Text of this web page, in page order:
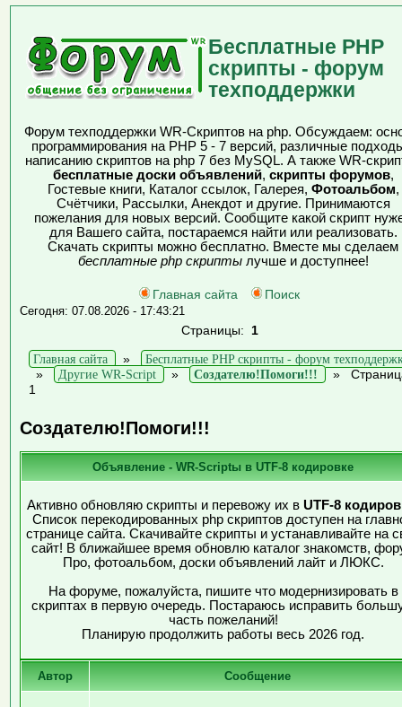
Бесплатные PHP
скрипты - форум
техподдержки
Форум техподдержки WR-Скриптов на php. Обсуждаем:
программирования на PHP 5 - 7 версий, различные
написанию скриптов на php 7 без MySQL. А также WR-
бесплатные доски объявлений, скрипты форумов,
Гостевые книги, Каталог ссылок, Галерея, Фотоальбом,
Счётчики, Рассылки, Анекдот и другие. Принимаются
пожелания для новых версий. Сообщите какой скрипт
для Вашего сайта, постараемся найти или реализовать.
Скачать скрипты можно бесплатно. Вместе мы сделаем
бесплатные php скриптылучше и доступнее!
Главная сайта Поиск
Сегодня: 07.08.2026 - 17:43:21
Страницы: 1
Главная сайта
»
Бесплатные PHP скрипты - форум
»
Другие WR-Script » Создателю!Помоги!!! »
1
Создателю!Помоги!!!
Объявление - WR-Scriptы в UTF-8 кодировке
Активно обновляю скрипты и перевожу их в UTF-8
Список перекодированных php скриптов доступен на
странице сайта. Скачивайте скрипты и устанавливайте на
сайт! В ближайшее время обновлю каталог знакомств,
Про, фотоальбом, доски объявлений лайт и ЛЮКС.
На форуме, пожалуйста, пишите что модернизировать в
скриптах в первую очередь. Постараюсь исправить
часть пожеланий!
Планирую продолжить работы весь 2026 год.
Автор Сообщение